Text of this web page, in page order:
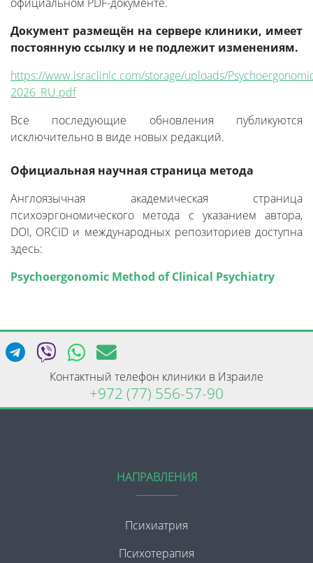
Документ размещён на сервере клиники, имеет
постоянную ссылку и не подлежит изменениям.
https://www.israclinic.com/storage/uploads/
2026_RU.pdf
Все последующие обновления публикуются
исключительно в виде новых редакций.
Официальная научная страница метода
Англоязычная академическая страница
психоэргономического метода с указанием автора,
DOI, ORCID и международных репозиториев доступна
здесь:
Psychoergonomic Method of Clinical Psychiatry
Контактный телефон клиники в Израиле
+972 (77) 556-57-90
НАПРАВЛЕНИЯ
Психиатрия
Психотерапия